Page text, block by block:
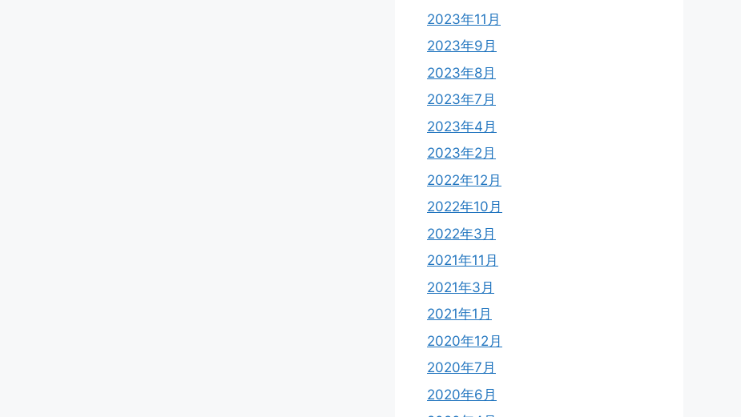
2023年11月
2023年9月
2023年8月
2023年7月
2023年4月
2023年2月
2022年12月
2022年10月
2022年3月
2021年11月
2021年3月
2021年1月
2020年12月
2020年7月
2020年6月